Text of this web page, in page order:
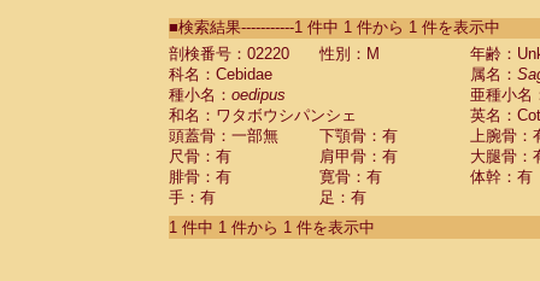
CebidaeSaguinus labiatus(0)
Cebidae Saguinus leucopus (0)
Cebidae
Cebidae
CebidaeSaguinus nigricollis (0)
Cebidae Saguinus oedipus
Cebidae Saguinus weddelli
Cebidae Saguinusspp.
Cebidae Aotus trivirgatus
Cebidae Cebus albifrons
■検索結果-----------1 件中 1 件から 1 件を表示中
剖検番号：02220
性別：M
年齢：
科名：Cebidae
属名：
種小名： oedipus
亜種小名
和名：ワタボウシパンシェ
英名：
頭蓋骨：一部無
下顎骨：有
上腕骨：
尺骨：有
肩甲骨：有
大腿骨：
腓骨：有
寛骨：有
体幹：有
手：有
足：有
1 件中 1 件から 1 件を表示中